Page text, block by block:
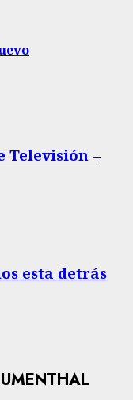
Televisión –
esta detrás